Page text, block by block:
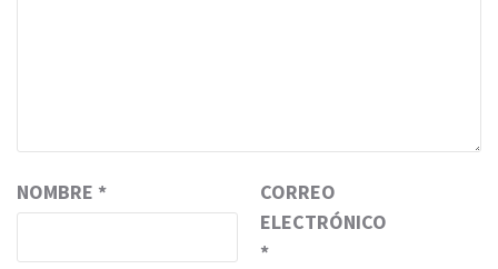
NOMBRE *
CORREO
ELECTRÓNICO
*